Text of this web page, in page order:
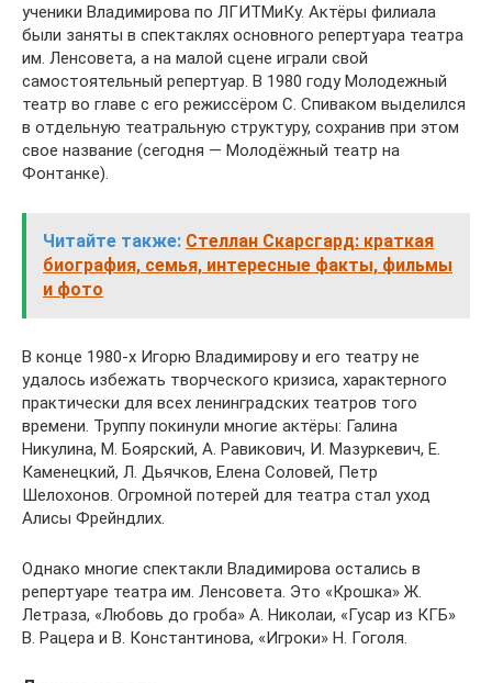
ученики Владимирова по ЛГИТМиКу. Актёры филиала
были заняты в спектаклях основного репертуара театра
им. Ленсовета, а на малой сцене играли свой
самостоятельный репертуар. В 1980 году Молодежный
театр во главе с его режиссёром С. Спиваком выделился
в отдельную театральную структуру, сохранив при этом
свое название (сегодня — Молодёжный театр на
Фонтанке).
Читайте также: Стеллан Скарсгард: краткая
биография, семья, интересные факты, фильмы
и фото
В конце 1980-х Игорю Владимирову и его театру не
удалось избежать творческого кризиса, характерного
практически для всех ленинградских театров того
времени. Труппу покинули многие актёры: Галина
Никулина, М. Боярский, А. Равикович, И. Мазуркевич, Е.
Каменецкий, Л. Дьячков, Елена Соловей, Петр
Шелохонов. Огромной потерей для театра стал уход
Алисы Фрейндлих.
Однако многие спектакли Владимирова остались в
репертуаре театра им. Ленсовета. Это «Крошка» Ж.
Летраза, «Любовь до гроба» А. Николаи, «Гусар из КГБ»
В. Рацера и В. Константинова, «Игроки» Н. Гоголя.